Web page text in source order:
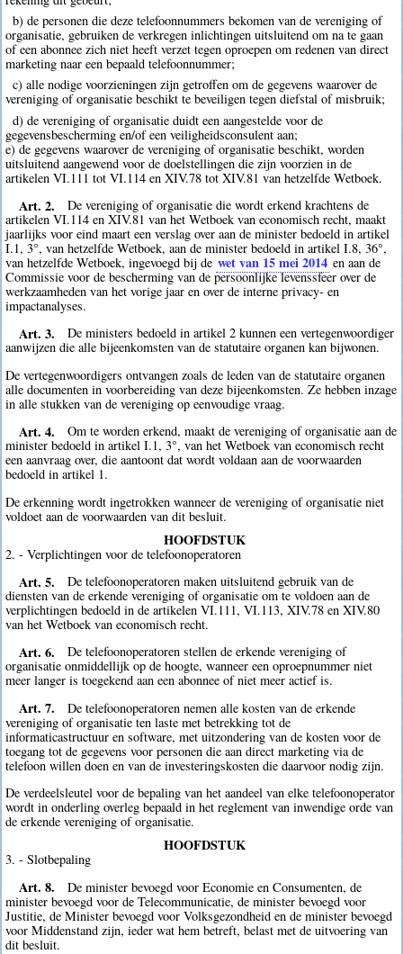
b) de personen die deze telefoonnummers bekomen van de vereniging of
organisatie, gebruiken de verkregen inlichtingen uitsluitend om na te gaan
of een abonnee zich niet heeft verzet tegen oproepen om redenen van direct
marketing naar een bepaald telefoonnummer;
c) alle nodige voorzieningen zijn getroffen om de gegevens waarover de
vereniging of organisatie beschikt te beveiligen tegen diefstal of misbruik;
d) de vereniging of organisatie duidt een aangestelde voor de
gegevensbescherming en/of een veiligheidsconsulent aan;
e) de gegevens waarover de vereniging of organisatie beschikt, worden
uitsluitend aangewend voor de doelstellingen die zijn voorzien in de
artikelen VI.111 tot VI.114 en XIV.78 tot XIV.81 van hetzelfde Wetboek.
Art. 2.
De vereniging of organisatie die wordt erkend krachtens de
artikelen VI.114 en XIV.81 van het Wetboek van economisch recht, maakt
jaarlijks voor eind maart een verslag over aan de minister bedoeld in artikel
I.1, 3°, van hetzelfde Wetboek, aan de minister bedoeld in artikel I.8, 36°,
van hetzelfde Wetboek, ingevoegd bij de wet van 15 mei 2014 en aan de
Commissie voor de bescherming van de persoonlijke levenssfeer over de
werkzaamheden van het vorige jaar en over de interne privacy- en
impactanalyses.
Art. 3.
De ministers bedoeld in artikel 2 kunnen een vertegenwoordiger
aanwijzen die alle bijeenkomsten van de statutaire organen kan bijwonen.
De vertegenwoordigers ontvangen zoals de leden van de statutaire organen
alle documenten in voorbereiding van deze bijeenkomsten. Ze hebben inzage
in alle stukken van de vereniging op eenvoudige vraag.
Art. 4.
Om te worden erkend, maakt de vereniging of organisatie aan de
minister bedoeld in artikel I.1, 3°, van het Wetboek van economisch recht
een aanvraag over, die aantoont dat wordt voldaan aan de voorwaarden
bedoeld in artikel 1.
De erkenning wordt ingetrokken wanneer de vereniging of organisatie niet
voldoet aan de voorwaarden van dit besluit.
HOOFDSTUK
2. - Verplichtingen voor de telefoonoperatoren
Art. 5.
De telefoonoperatoren maken uitsluitend gebruik van de
diensten van de erkende vereniging of organisatie om te voldoen aan de
verplichtingen bedoeld in de artikelen VI.111, VI.113, XIV.78 en XIV.80
van het Wetboek van economisch recht.
Art. 6.
De telefoonoperatoren stellen de erkende vereniging of
organisatie onmiddellijk op de hoogte, wanneer een oproepnummer niet
meer langer is toegekend aan een abonnee of niet meer actief is.
Art. 7.
De telefoonoperatoren nemen alle kosten van de erkende
vereniging of organisatie ten laste met betrekking tot de
informaticastructuur en software, met uitzondering van de kosten voor de
toegang tot de gegevens voor personen die aan direct marketing via de
telefoon willen doen en van de investeringskosten die daarvoor nodig zijn.
De verdeelsleutel voor de bepaling van het aandeel van elke telefoonoperator
wordt in onderling overleg bepaald in het reglement van inwendige orde van
de erkende vereniging of organisatie.
HOOFDSTUK
3. - Slotbepaling
Art. 8.
De minister bevoegd voor Economie en Consumenten, de
minister bevoegd voor de Telecommunicatie, de minister bevoegd voor
Justitie, de Minister bevoegd voor Volksgezondheid en de minister bevoegd
voor Middenstand zijn, ieder wat hem betreft, belast met de uitvoering van
dit besluit.